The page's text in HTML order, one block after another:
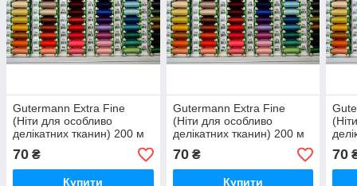
Gutermann Extra Fine
(Ніти для особливо
делікатних тканин) 200 м
423
70 ₴
Купити
Gutermann Extra Fine
(Ніти для особливо
делікатних тканин) 200 м
0
70₴
Купити
586
70